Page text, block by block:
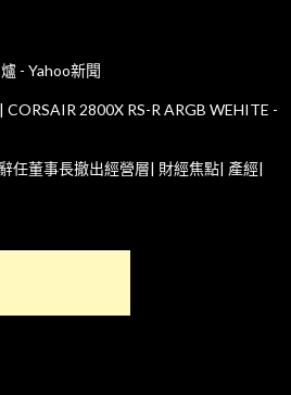
- Yahoo新聞
CORSAIR 2800X RS-R ARGB WEHITE -
任董事長撤出經營層| 財經焦點| 產經|